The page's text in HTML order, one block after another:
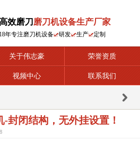
高效磨刀 磨刀机设备生产厂家
18年专注磨刀机设备 研发 生产 定制
关于伟志豪 荣誉资质
视频中心 联系我们
封闭结构，无外挂设置！